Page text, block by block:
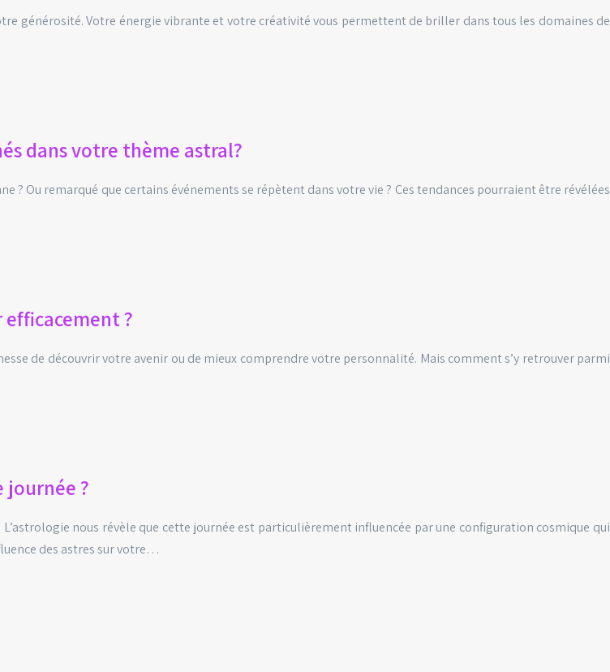
générosité. Votre énergie vibrante et votre créativité vous permettent de briller dans tous les domaines de
dans votre thème astral?
? Ou remarqué que certains événements se répètent dans votre vie ? Ces tendances pourraient être révélées
?
de découvrir votre avenir ou de mieux comprendre votre personnalité. Mais comment s’y retrouver parmi
journée ?
nous révèle que cette journée est particulièrement influencée par une configuration cosmique qui
des astres sur votre…